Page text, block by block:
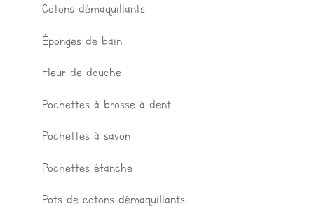
Cotons démaquillants
Éponges de bain
Fleur de douche
Pochettes à brosse à dent
Pochettes à savon
Pochettes étanche
Pots de cotons démaquillants